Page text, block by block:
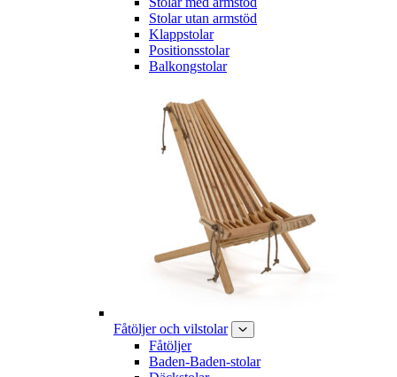
Stolar utan armstöd
Klappstolar
Positionsstolar
Balkongstolar
Fåtöljer och vilstolar
Fåtöljer
Baden-Baden-stolar